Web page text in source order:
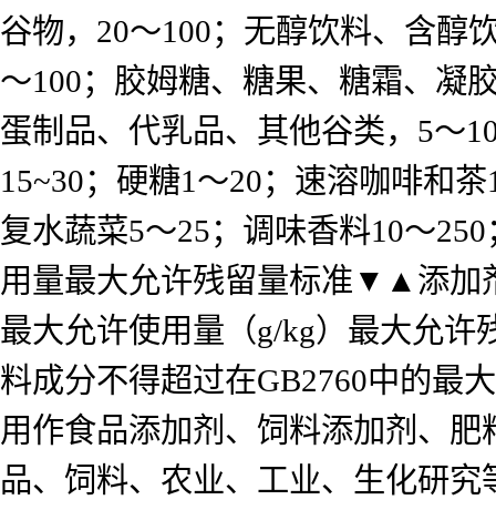
谷物，20～100；无醇饮料、含醇
～100；胶姆糖、糖果、糖霜、凝
蛋制品、代乳品、其他谷类，5～
15~30；硬糖1～20；速溶咖啡和
复水蔬菜5～25；调味香料10～
用量最大允许残留量标准▼▲添加
最大允许使用量（g/kg）最大允
料成分不得超过在GB2760中的最
用作食品添加剂、饲料添加剂、
品、饲料、农业、工业、生化研究